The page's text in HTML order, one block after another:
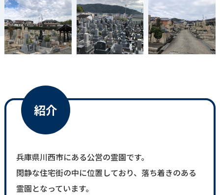
紹介
兵庫県川西市にある公営の霊園です。
閑静な住宅街の中に位置しており、落ち着きのある
霊園となっています。